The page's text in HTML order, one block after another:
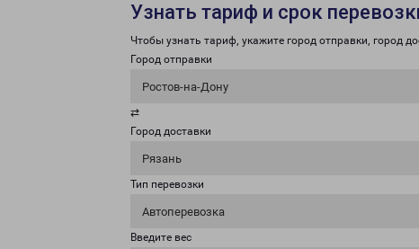
Узнать тариф и срок
Чтобы узнать тариф, укажите город отправки, город
Город отправки
Ростов-на-Дону
⇄
Город доставки
Рязань
Тип перевозки
Автоперевозка
Введите вес